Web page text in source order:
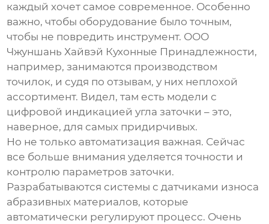
каждый хочет самое современное. Особенно
важно, чтобы оборудование было точным,
чтобы не повредить инструмент. ООО
Чжуншань Хайвэй Кухонные Принадлежности,
например, занимаются производством
точилок, и судя по отзывам, у них неплохой
ассортимент. Видел, там есть модели с
цифровой индикацией угла заточки – это,
наверное, для самых придирчивых.
Но не только автоматизация важная. Сейчас
все больше внимания уделяется точности и
контролю параметров заточки.
Разрабатываются системы с датчиками износа
абразивных материалов, которые
автоматически регулируют процесс. Очень